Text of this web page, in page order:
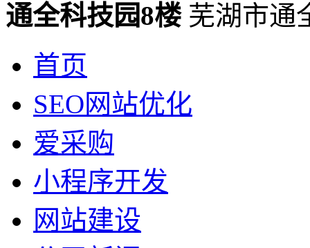
通全科技园8楼 芜湖市通
首页
SEO网站优化
爱采购
小程序开发
网站建设